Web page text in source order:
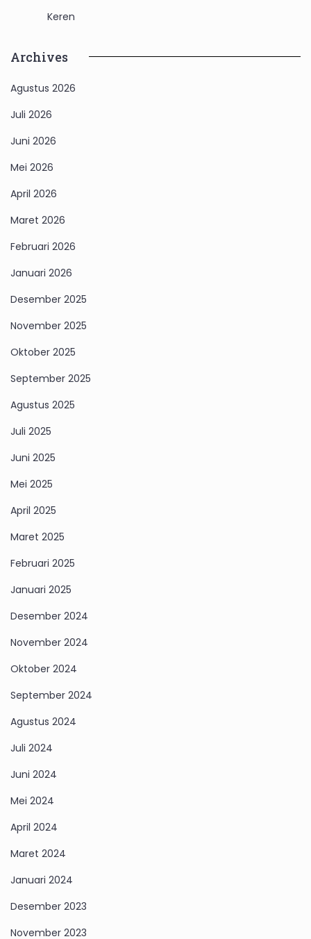
Keren
Archives
Agustus 2026
Juli 2026
Juni 2026
Mei 2026
April 2026
Maret 2026
Februari 2026
Januari 2026
Desember 2025
November 2025
Oktober 2025
September 2025
Agustus 2025
Juli 2025
Juni 2025
Mei 2025
April 2025
Maret 2025
Februari 2025
Januari 2025
Desember 2024
November 2024
Oktober 2024
September 2024
Agustus 2024
Juli 2024
Juni 2024
Mei 2024
April 2024
Maret 2024
Januari 2024
Desember 2023
November 2023